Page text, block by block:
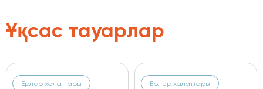
Ұқсас тауарлар
Ерлер халаттары Ерлер халаттары